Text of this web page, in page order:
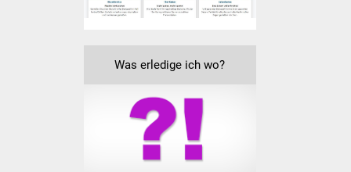
Baugrundstücke
Wirtschaftsförderung
Was erledige ich wo?